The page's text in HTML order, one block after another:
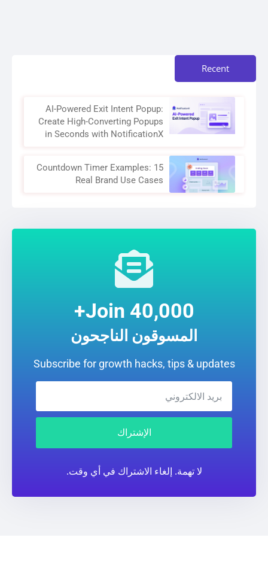
Recent
AI-Powered Exit Intent Popup:
Create High-Converting Popups
in Seconds with NotificationX
Countdown Timer Examples: 15
Real Brand Use Cases
Join 40,000+
المسوقون الناجحون
Subscribe for growth hacks, tips & updates
الإشتراك
لا تهمة. إلغاء الاشتراك في أي وقت.